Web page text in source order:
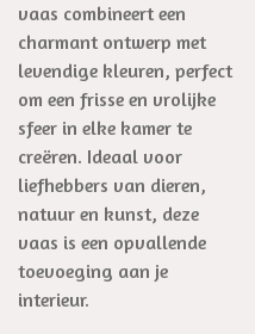
vaas combineert een
charmant ontwerp met
levendige kleuren, perfect
om een frisse en vrolijke
sfeer in elke kamer te
creëren. Ideaal voor
liefhebbers van dieren,
natuur en kunst, deze
vaas is een opvallende
toevoeging aan je
interieur.